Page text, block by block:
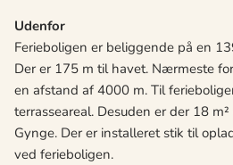
Udenfor
Ferieboligen er beliggende på en
Der er 175 m til havet. Nærmeste
en afstand af 4000 m. Til
terrasseareal. Desuden er der 18
Gynge. Der er installeret stik til
ved ferieboligen.